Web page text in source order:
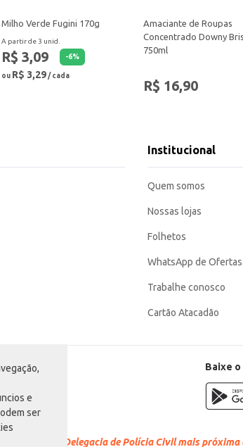
e
ser
Milho Verde Fugini 170g
A partir de 3 unid.
R$ 3,09 -6%
ou R$ 3,29/ cada
Amaciante de Roupas
Concentrado Downy
750ml
R$ 16,90
Institucional
Quem somos
Nossas lojas
Folhetos
WhatsApp de Ofertas
Trabalhe conosco
Cartão Atacadão
Baixe
ou procure a Delegacia de Polícia Civil mais